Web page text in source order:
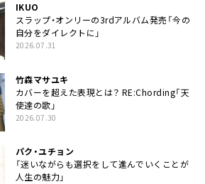
IKUO
スラップ・オンリーの3rdアルバム発売「今の
自分をダイレクトに」
2026.07.31
竹森マサユキ
カバーを超えた表現とは？ RE:Chording「天
使達の歌」
2026.07.30
パク・ユチョン
「迷いながらも選択をして進んでいくことが
人生の魅力」